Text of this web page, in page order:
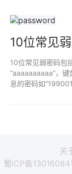
10位常见
10位常见弱密码包
“aaaaaaaaaa”，
息的密码如
关
蜀ICP备13016084